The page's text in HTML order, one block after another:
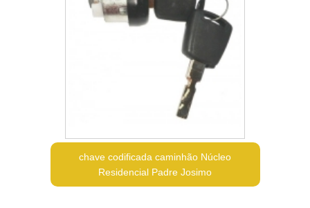
chave codificada caminhão Núcleo
Residencial Padre Josimo